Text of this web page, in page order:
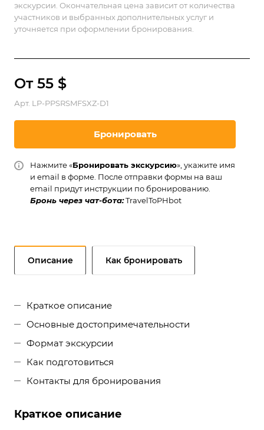
экскурсии. Окончательная цена зависит от количества
участников и выбранных дополнительных услуг и
уточняется при оформлении бронирования.
От 55 $
Арт. LP-PPSRSMFSXZ-D1
Бронировать
Нажмите «Бронировать экскурсию», укажите имя
и email в форме. После отправки формы на ваш
email придут инструкции по бронированию.
Бронь через чат-бота:TravelToPHbot
Описание Как бронировать
Краткое описание
Основные достопримечательности
Формат экскурсии
Как подготовиться
Контакты для бронирования
Краткое описание